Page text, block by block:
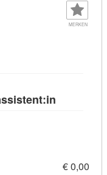
MERKEN
€ 0,00